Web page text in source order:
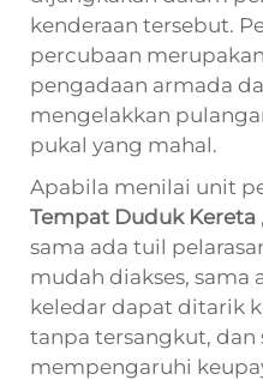
kenderaan tersebut.
percubaan
pengadaan armada
mengelakkan
pukal yang mahal.
Apabila menilai unit
Tempat Duduk Kereta
sama ada tuil
mudah diakses, sama
keledar dapat ditarik
tanpa tersangkut, dan
mempengaruhi